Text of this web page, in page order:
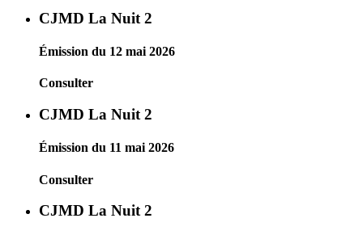
CJMD La Nuit 2
Émission du 12 mai 2026
Consulter
CJMD La Nuit 2
Émission du 11 mai 2026
Consulter
CJMD La Nuit 2